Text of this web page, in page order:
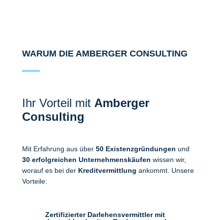
WARUM DIE AMBERGER CONSULTING
Ihr Vorteil mit Amberger
Consulting
Mit Erfahrung aus über 50 Existenzgründungen und
30 erfolgreichen Unternehmenskäufen wissen wir,
worauf es bei der Kreditvermittlung ankommt. Unsere
Vorteile:
Zertifizierter Darlehensvermittler mit